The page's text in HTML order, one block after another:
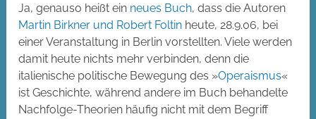
Ja, genauso heißt ein neues Buch, dass die Autoren
Martin Birkner und Robert Foltin heute, 28.9.06, bei
einer Veranstaltung in Berlin vorstellten. Viele werden
damit heute nichts mehr verbinden, denn die
italienische politische Bewegung des »Operaismus«
ist Geschichte, während andere im Buch behandelte
Nachfolge-Theorien häufig nicht mit dem Begriff